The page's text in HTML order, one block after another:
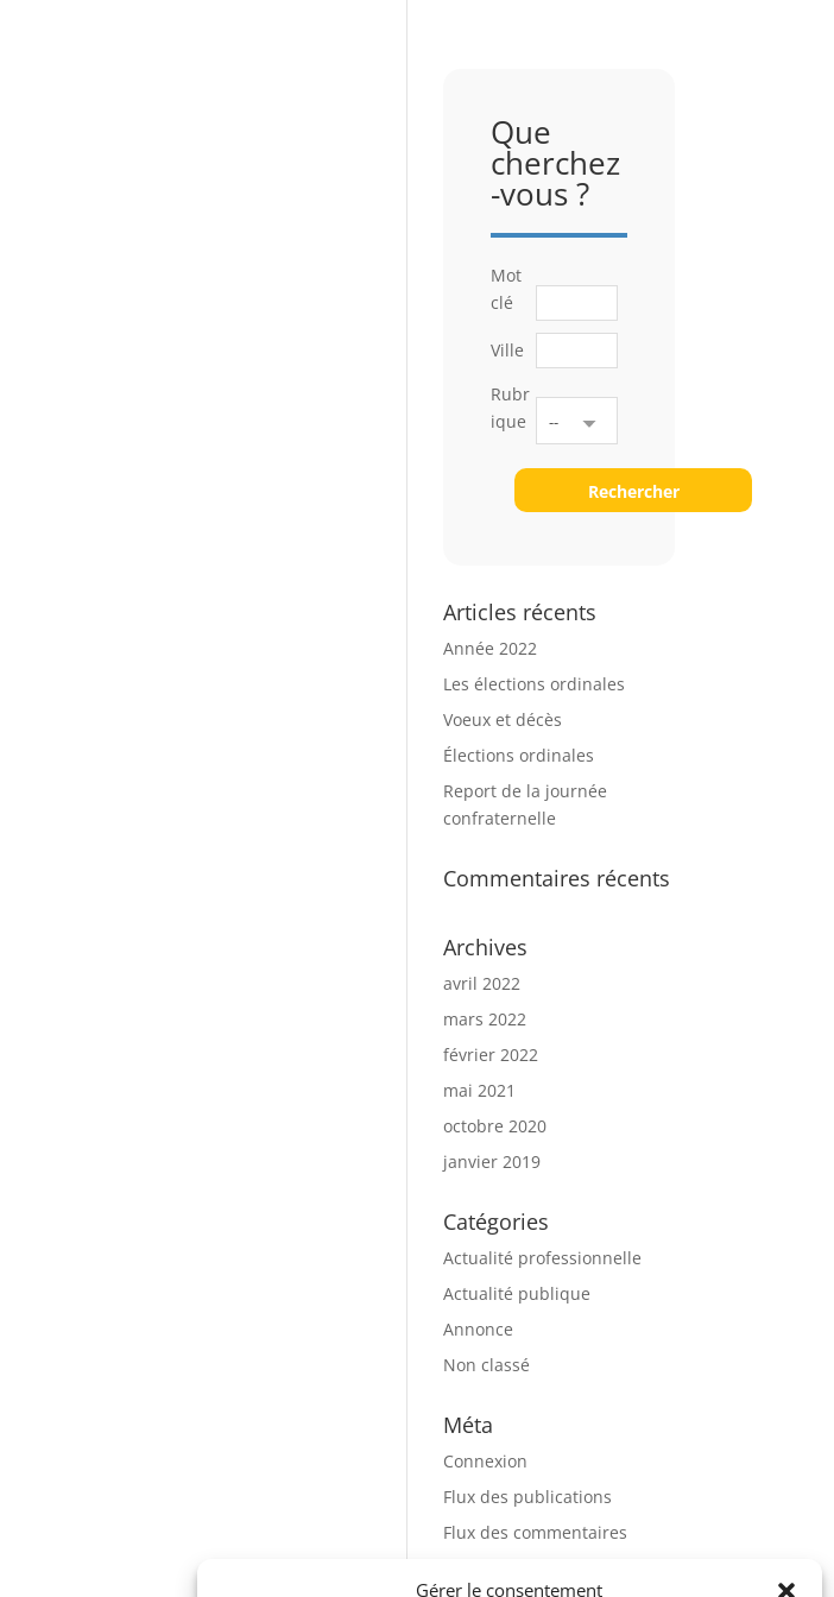
Gérer le consentement
Que
cherchez
-vous ?
Mot
clé
Ville
Rubr
ique
Rechercher
Articles récents
Année 2022
Les élections ordinales
Voeux et décès
Élections ordinales
Report de la journée
confraternelle
Commentaires récents
Archives
avril 2022
mars 2022
février 2022
mai 2021
octobre 2020
janvier 2019
Catégories
Actualité professionnelle
Actualité publique
Annonce
Non classé
Méta
Connexion
Flux des publications
Flux des commentaires